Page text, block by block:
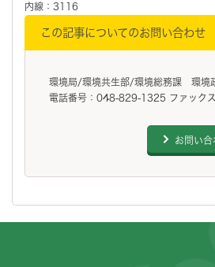
内線：3116
この記事についてのお問い合わせ
環境局/環境共生部/環境総務課 環境
電話番号：048-829-1325 ファック
お問い合